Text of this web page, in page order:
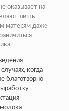
оказывает на
лишь
матерям даже
когда
благотворно
молока